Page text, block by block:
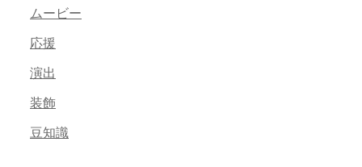
ムービー
応援
演出
装飾
豆知識